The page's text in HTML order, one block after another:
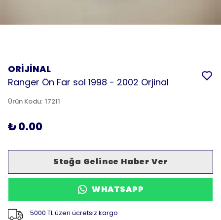
ORİJİNAL
Ranger Ön Far sol 1998 - 2002 Orjinal
Ürün Kodu: 17211
₺ 0.00
Stoğa Gelince Haber Ver
WHATSAPP
5000 TL üzeri ücretsiz kargo